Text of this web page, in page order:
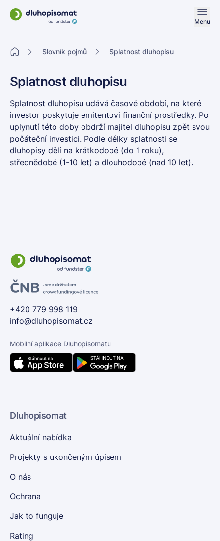
Menu
Slovník pojmů Splatnost dluhopisu
Splatnost dluhopisu
Splatnost dluhopisu udává časové období, na které
investor poskytuje emitentovi finanční prostředky. Po
uplynutí této doby obdrží majitel dluhopisu zpět svou
počáteční investici. Podle délky splatnosti se
dluhopisy dělí na krátkodobé (do 1 roku),
střednědobé (1-10 let) a dlouhodobé (nad 10 let).
+420 779 998 119
info@dluhopisomat.cz
Mobilní aplikace Dluhopisomatu
Dluhopisomat
Aktuální nabídka
Projekty s ukončeným úpisem
O nás
Ochrana
Jak to funguje
Rating